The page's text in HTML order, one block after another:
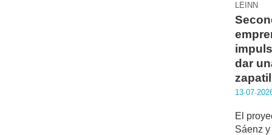
LEINN
dar
El
Sáenz